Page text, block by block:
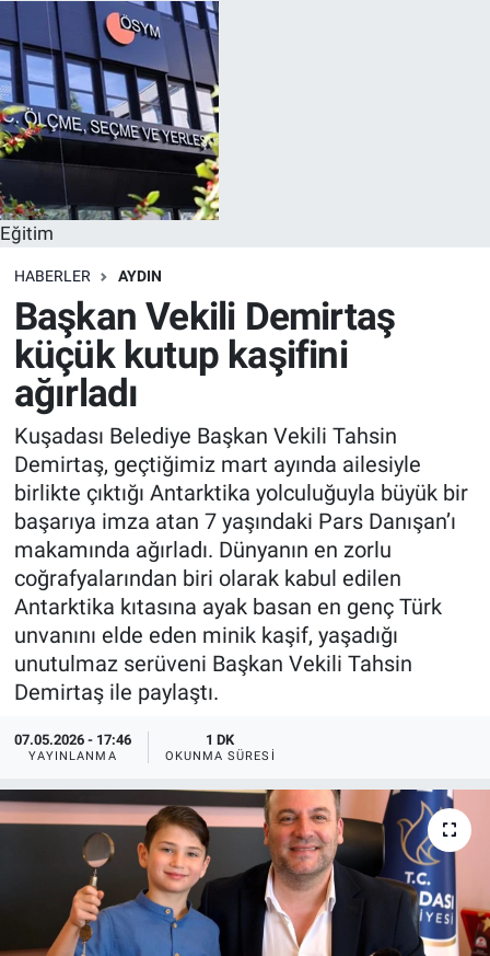
Eğitim
HABERLER AYDIN
Başkan Vekili Demirtaş
küçük kutup kaşifini
ağırladı
Kuşadası Belediye Başkan Vekili Tahsin
Demirtaş, geçtiğimiz mart ayında ailesiyle
birlikte çıktığı Antarktika yolculuğuyla büyük bir
başarıya imza atan 7 yaşındaki Pars Danışan’ı
makamında ağırladı. Dünyanın en zorlu
coğrafyalarından biri olarak kabul edilen
Antarktika kıtasına ayak basan en genç Türk
unvanını elde eden minik kaşif, yaşadığı
unutulmaz serüveni Başkan Vekili Tahsin
Demirtaş ile paylaştı.
07.05.2026 - 17:46
YAYINLANMA
1 DK
OKUNMA SÜRESI